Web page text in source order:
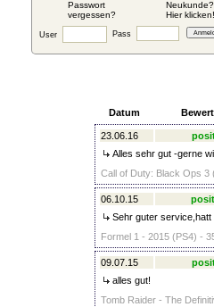
Passwort
vergessen?
Neukunde?
Hier klicken!
User Pass
Datum
23.06.16
Alles sehr gut -gerne
Call of Duty: Black Ops 3
06.10.15
Sehr guter service,hatt
Formel 1 - 2015 (PS4) -
09.07.15
alles gut!
Tomb Raider - The